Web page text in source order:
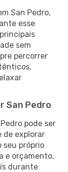
San Pedro,
esse
sem
percorrer
San Pedro
pode ser
de explorar
seu próprio
e orçamento,
durante